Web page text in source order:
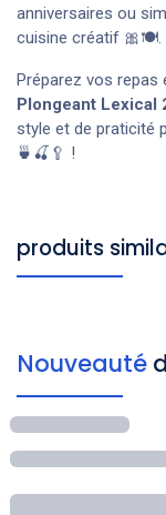
anniversaires ou
cuisine créatif 🎀🍽️.
Préparez vos repas
Plongeant Lexical
style et de praticité
🍵🍒🥄 !
produits
Nouveauté